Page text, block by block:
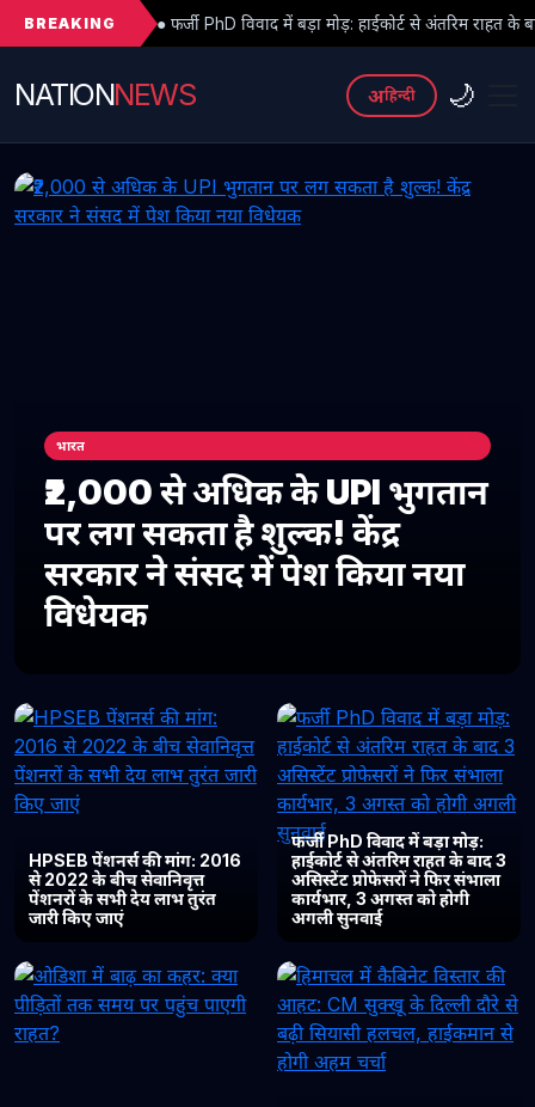
BREAKING
फर्जी PhD विवाद में बड़ा मोड़: हाईकोर्ट से अंतरिम राहत के बाद 3 असिस्टेंट प्रोफेसरों
NATIONNEWS अहिन्दी 🌙
भारत
₹2,000 से अधिक के UPI भुगतान
पर लग सकता है शुल्क! केंद्र
सरकार ने संसद में पेश किया नया
विधेयक
HPSEB पेंशनर्स की मांग: 2016
से 2022 के बीच सेवानिवृत्त
पेंशनरों के सभी देय लाभ तुरंत
जारी किए जाएं
फर्जी PhD विवाद में बड़ा मोड़:
हाईकोर्ट से अंतरिम राहत के बाद 3
असिस्टेंट प्रोफेसरों ने फिर संभाला
कार्यभार, 3 अगस्त को होगी
अगली सुनवाई